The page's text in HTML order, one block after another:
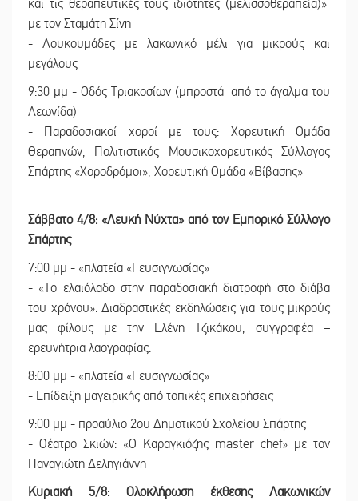
και τις θεραπευτικές τους ιδιότητες (μελισσοθεραπεία)»
με τον Σταμάτη Σίνη
- Λουκουμάδες με λακωνικό μέλι για μικρούς και
μεγάλους
9:30 μμ - Οδός Τριακοσίων (μπροστά από το άγαλμα του
Λεωνίδα)
- Παραδοσιακοί χοροί με τους: Χορευτική Ομάδα
Θεραπνών, Πολιτιστικός Μουσικοχορευτικός Σύλλογος
Σπάρτης «Χοροδρόμοι», Χορευτική Ομάδα «Βίβασης»
Σάββατο 4/8: «Λευκή Νύχτα» από τον Εμπορικό Σύλλογο
Σπάρτης
7:00 μμ - «πλατεία «Γευσιγνωσίας»
- «Το ελαιόλαδο στην παραδοσιακή διατροφή στο διάβα
του χρόνου». Διαδραστικές εκδηλώσεις για τους μικρούς
μας φίλους με την Ελένη Τζικάκου, συγγραφέα –
ερευνήτρια λαογραφίας.
8:00 μμ - «πλατεία «Γευσιγνωσίας»
- Επίδειξη μαγειρικής από τοπικές επιχειρήσεις
9:00 μμ - προαύλιο 2ου Δημοτικού Σχολείου Σπάρτης
- Θέατρο Σκιών: «Ο Καραγκιόζης master chef» με τον
Παναγιώτη Δεληγιάννη
Κυριακή 5/8: Ολοκλήρωση έκθεσης Λακωνικών